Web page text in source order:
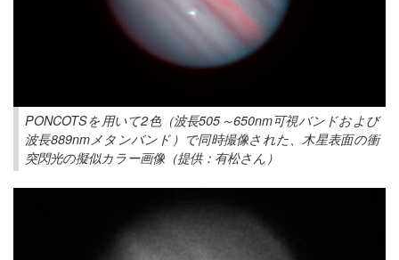
PONCOTSを用いて2色（波長505～650nm可視バンドおよび
波長889nmメタンバンド）で同時撮像された、木星表面の衝
突閃光の擬似カラー画像（提供：有松さん）